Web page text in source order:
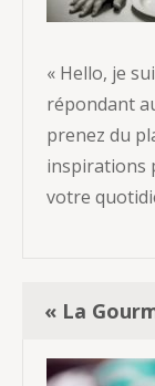
« Hello, je
répondant
prenez du
inspirations
votre
« La